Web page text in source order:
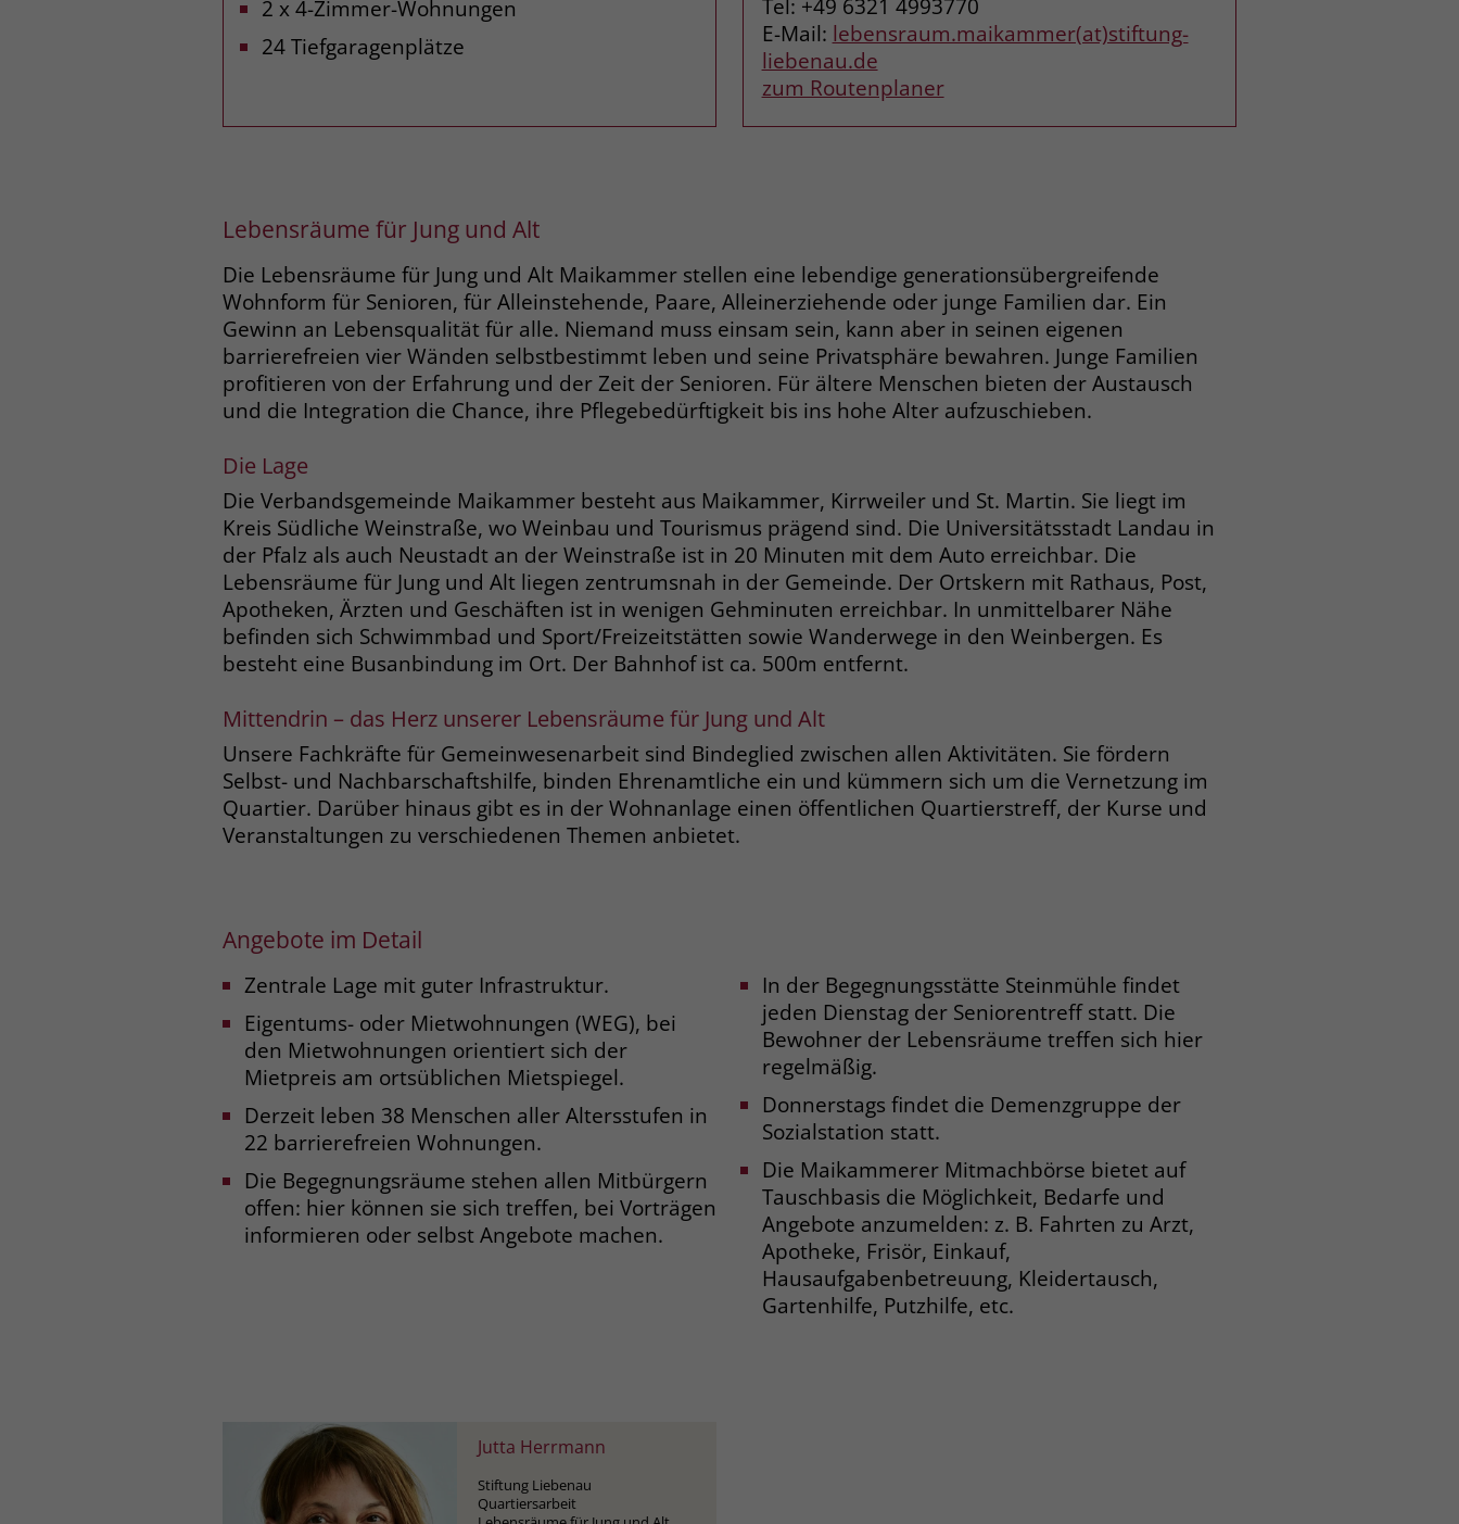
2 x 4-Zimmer-Wohnungen
24 Tiefgaragenplätze
Tel: +49 6321 4993770
E-Mail: lebensraum.maikammer(at)stiftung-
liebenau.de
zum Routenplaner
Lebensräume für Jung und Alt
Die Lebensräume für Jung und Alt Maikammer stellen eine lebendige generationsübergreifende
Wohnform für Senioren, für Alleinstehende, Paare, Alleinerziehende oder junge Familien dar. Ein
Gewinn an Lebensqualität für alle. Niemand muss einsam sein, kann aber in seinen eigenen
barrierefreien vier Wänden selbstbestimmt leben und seine Privatsphäre bewahren. Junge Familien
profitieren von der Erfahrung und der Zeit der Senioren. Für ältere Menschen bieten der Austausch
und die Integration die Chance, ihre Pflegebedürftigkeit bis ins hohe Alter aufzuschieben.
Die Lage
Die Verbandsgemeinde Maikammer besteht aus Maikammer, Kirrweiler und St. Martin. Sie liegt im
Kreis Südliche Weinstraße, wo Weinbau und Tourismus prägend sind. Die Universitätsstadt Landau in
der Pfalz als auch Neustadt an der Weinstraße ist in 20 Minuten mit dem Auto erreichbar. Die
Lebensräume für Jung und Alt liegen zentrumsnah in der Gemeinde. Der Ortskern mit Rathaus, Post,
Apotheken, Ärzten und Geschäften ist in wenigen Gehminuten erreichbar. In unmittelbarer Nähe
befinden sich Schwimmbad und Sport/Freizeitstätten sowie Wanderwege in den Weinbergen. Es
besteht eine Busanbindung im Ort. Der Bahnhof ist ca. 500m entfernt.
Mittendrin – das Herz unserer Lebensräume für Jung und Alt
Unsere Fachkräfte für Gemeinwesenarbeit sind Bindeglied zwischen allen Aktivitäten. Sie fördern
Selbst- und Nachbarschaftshilfe, binden Ehrenamtliche ein und kümmern sich um die Vernetzung im
Quartier. Darüber hinaus gibt es in der Wohnanlage einen öffentlichen Quartierstreff, der Kurse und
Veranstaltungen zu verschiedenen Themen anbietet.
Angebote im Detail
Zentrale Lage mit guter Infrastruktur.
Eigentums- oder Mietwohnungen (WEG), bei
den Mietwohnungen orientiert sich der
Mietpreis am ortsüblichen Mietspiegel.
Derzeit leben 38 Menschen aller Altersstufen in
22 barrierefreien Wohnungen.
Die Begegnungsräume stehen allen Mitbürgern
offen: hier können sie sich treffen, bei Vorträgen
informieren oder selbst Angebote machen.
In der Begegnungsstätte Steinmühle findet
jeden Dienstag der Seniorentreff statt. Die
Bewohner der Lebensräume treffen sich hier
regelmäßig.
Donnerstags findet die Demenzgruppe der
Sozialstation statt.
Die Maikammerer Mitmachbörse bietet auf
Tauschbasis die Möglichkeit, Bedarfe und
Angebote anzumelden: z. B. Fahrten zu Arzt,
Apotheke, Frisör, Einkauf,
Hausaufgabenbetreuung, Kleidertausch,
Gartenhilfe, Putzhilfe, etc.
Jutta Herrmann
Stiftung Liebenau
Quartiersarbeit
stiftung-liebenau.de
Laufzeit Session
Name
Anbieter www.stiftung-liebenau.de
Laufzeit 1 Monat
Zweck
Behält die Zustimmung des Benutzers zum
Cookie Opt-In
Name __cf_bm
Anbieter .fonts.net
Laufzeit 30 Minuten
Zweck
This cookie, set by Cloudflare, is used to
support Cloudflare Bot Management.
Name JSessionID
Anbieter jobs.stiftung-liebenau.de
Laufzeit
Zweck
dass Aktionen, die bei späteren Besuchen
derselben Website durchgeführt werden, mit
derselben Benutzerkennung verknüpft
Zweck
Microsoft Clarity setzt dieses Cookie, um die
Seitenaufrufe eines Benutzers zu speichern
und in einer einzigen Sitzungsaufzeichnung
zusammenzufassen.
Google Ads
Laufzeit 90 Tage
Zweck Enthält eine zufallsgenerierte User-ID.
Name _gcl_aw
Laufzeit 90 Tage
Dieses Cookie wird gesetzt, wenn ein User
über einen Klick auf eine Google
Werbeanzeige auf die Website gelangt. Es
Name _gcl_dc
Anbieter
Laufzeit 90 Tage
Zweck
Dieses Cookie wird gesetzt, wenn ein User
über einen Klick auf eine Google
Werbeanzeige auf die Website gelangt. Es
enthält Informationen darüber, welche
Werbeanzeige geklickt wurde, sodass erzielte
Erfolge wie z.B. Bestellungen oder
Kontaktanfragen der Anzeige zugewiesen
Anbieter
Laufzeit